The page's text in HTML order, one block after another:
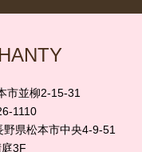
市並柳2-15-31
野県松本市中央4-9-51
3F